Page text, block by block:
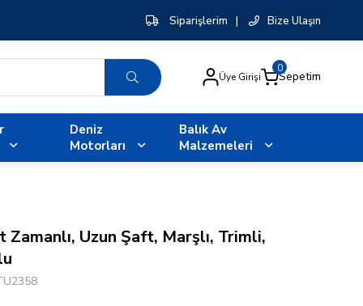
Siparişlerim | Bize Ulaşın
Üye Girişi Sepetim
0
Deniz
Motorları
Balık Av
Malzemeleri
Uzun Şaft, Marşlı, Trimli,